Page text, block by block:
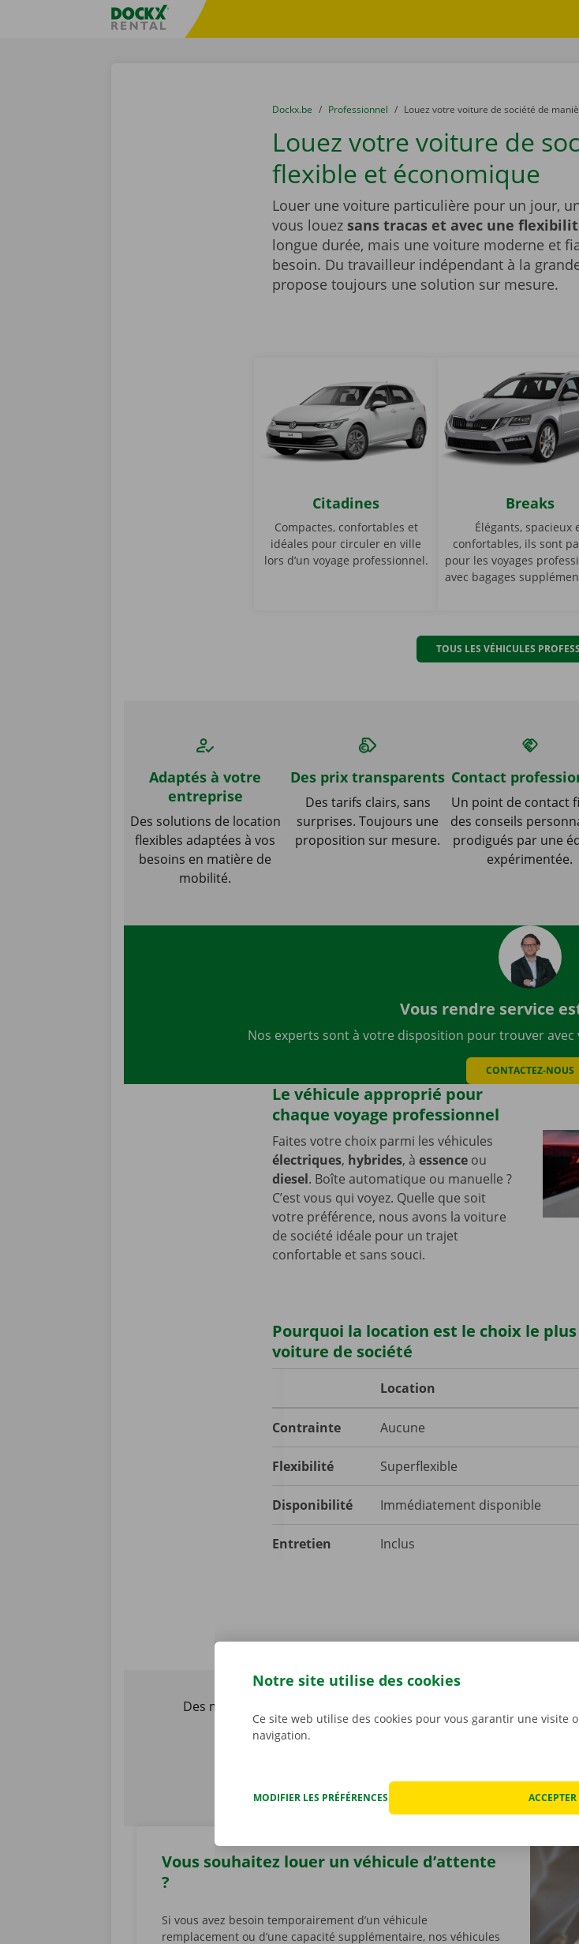
sitename
You are here:
du
Dockx.be to
Professionnel to
Louez votre voiture de société de
Louez votre voiture de
flexible et économique
Louer une voiture particulière pour un jour,
vous louez sans tracas et avec une
longue durée, mais une voiture moderne et
besoin. Du travailleur indépendant à la
propose toujours une solution sur mesure.
Citadines
Compactes, confortables et
idéales pour circuler en ville
lors d’un voyage professionnel.
Breaks
Élégants, spacieux
confortables, ils sont
pour les voyages
avec bagages
TOUS LES VÉHICULES
Adaptés à votre
entreprise
Des solutions de location
flexibles adaptées à vos
besoins en matière de
mobilité.
Des prix transparents
Des tarifs clairs, sans
surprises. Toujours une
proposition sur mesure.
Contact
Un point de contact
des conseils
prodigués par une
expérimentée.
Vous rendre service
Nos experts sont à votre disposition pour trouver
CONTACTEZ-NOUS
Le véhicule approprié pour
chaque voyage professionnel
Faites votre choix parmi les véhicules
électriques, hybrides, à essence ou
diesel. Boîte automatique ou manuelle ?
C’est vous qui voyez. Quelle que soit
votre préférence, nous avons la voiture
de société idéale pour un trajet
confortable et sans souci.
Pourquoi la location est le choix le
voiture de société
Location
Contrainte Aucune
Flexibilité Superflexible
Disponibilité Immédiatement disponible
Entretien Inclus
Ces entreprises vous
Des milliers d’entreprises font confiance à Dockx pour leur
Vous souhaitez louer un véhicule d’attente
?
Si vous avez besoin temporairement d’un véhicule
remplacement ou d’une capacité supplémentaire, nos véhicules
Notre site utilise des cookies
Ce site web utilise des cookies pour vous garantir une visite
navigation.
MODIFIER LES PRÉFÉRENCES